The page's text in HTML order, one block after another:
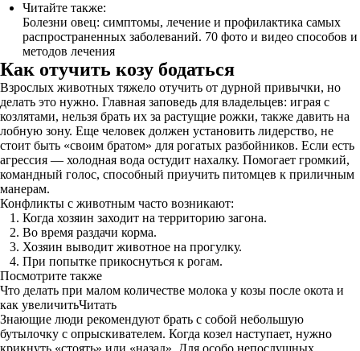
Читайте также:
Болезни овец: симптомы, лечение и профилактика самых
распространенных заболеваний. 70 фото и видео способов и
методов лечения
Как отучить козу бодаться
Взрослых животных тяжело отучить от дурной привычки, но
делать это нужно. Главная заповедь для владельцев: играя с
козлятами, нельзя брать их за растущие рожки, также давить на
лобную зону. Еще человек должен установить лидерство, не
стоит быть «своим братом» для рогатых разбойников. Если есть
агрессия — холодная вода остудит нахалку. Помогает громкий,
командный голос, способный приучить питомцев к приличным
манерам.
Конфликты с животным часто возникают:
Когда хозяин заходит на территорию загона.
Во время раздачи корма.
Хозяин выводит животное на прогулку.
При попытке прикоснуться к рогам.
Посмотрите также
Что делать при малом количестве молока у козы после окота и
как увеличитьЧитать
Знающие люди рекомендуют брать с собой небольшую
бутылочку с опрыскивателем. Когда козел наступает, нужно
крикнуть «стоять» или «назад». Для особо непослушных